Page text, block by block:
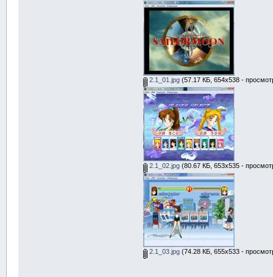
2.1_01.jpg(57.17 КБ, 654x538 -
2.1_02.jpg(80.67 КБ, 653x535 -
2.1_03.jpg(74.28 КБ, 655x533 -